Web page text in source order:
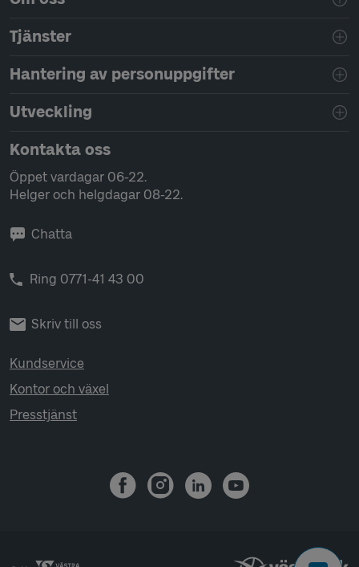
Tjänster
Hantering av personuppgifter
Utveckling
Kontakta oss
Öppet vardagar 06-22.
Helger och helgdagar 08-22.
Chatta
Ring 0771-41 43 00
Skriv till oss
Kundservice
Kontor och växel
Presstjänst